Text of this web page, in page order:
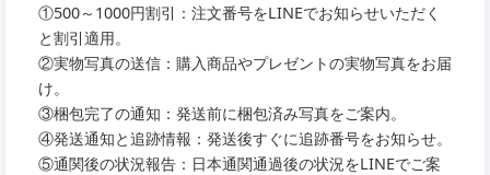
①500～1000円割引：注文番号をLINEでお知らせいただく
と割引適用。
②実物写真の送信：購入商品やプレゼントの実物写真をお届
け。
③梱包完了の通知：発送前に梱包済み写真をご案内。
④発送通知と追跡情報：発送後すぐに追跡番号をお知らせ。
⑤通関後の状況報告：日本通関通過後の状況をLINEでご案